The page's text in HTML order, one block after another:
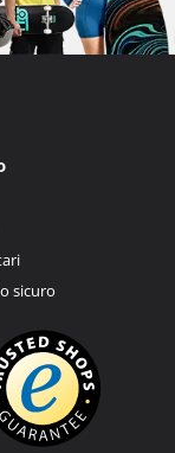
sicuro